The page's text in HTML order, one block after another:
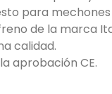
para
de la marca
calidad.
aprobación CE.